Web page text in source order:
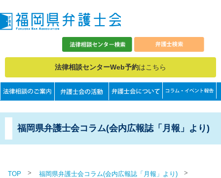
法律相談センターWeb予約はこちら
福岡県弁護士会コラム(会内広報誌「月報」より)
TOP > 福岡県弁護士会コラム(会内広報誌「月報」より) >